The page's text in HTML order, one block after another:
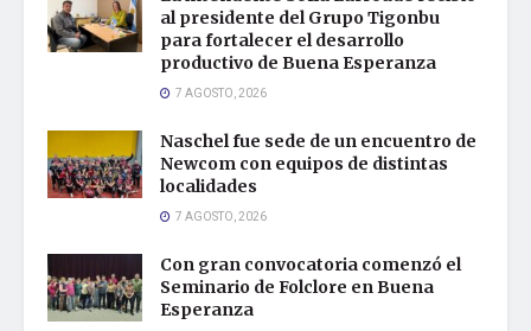
al presidente del Grupo Tigonbu
para fortalecer el desarrollo
productivo de Buena Esperanza
7 AGOSTO, 2026
Naschel fue sede de un encuentro de
Newcom con equipos de distintas
localidades
7 AGOSTO, 2026
Con gran convocatoria comenzó el
Seminario de Folclore en Buena
Esperanza